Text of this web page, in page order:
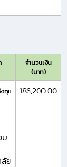
จำนวนเงิน
(บาท)
ทุน
บ
ลัย
186,200.00